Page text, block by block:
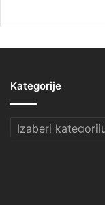
Kategorije
Kategorije